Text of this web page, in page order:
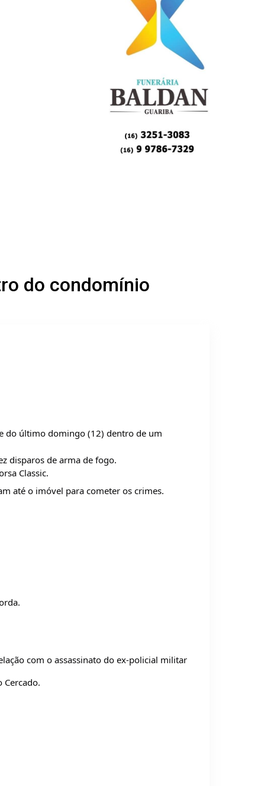
do condomínio
do último domingo (12) dentro de um
disparos de arma de fogo.
Classic.
até o imóvel para cometer os crimes.
com o assassinato do ex-policial militar
Cercado.